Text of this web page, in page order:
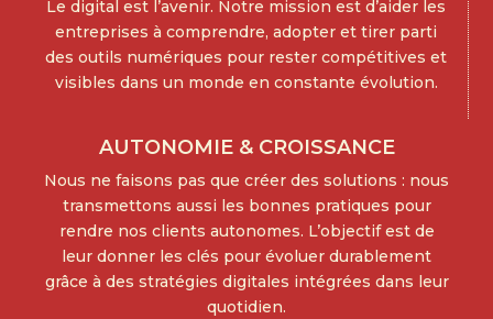
Le digital est l’avenir. Notre mission est d’aider les
entreprises à comprendre, adopter et tirer parti
des outils numériques pour rester compétitives et
visibles dans un monde en constante évolution.
AUTONOMIE & CROISSANCE
Nous ne faisons pas que créer des solutions : nous
transmettons aussi les bonnes pratiques pour
rendre nos clients autonomes. L’objectif est de
leur donner les clés pour évoluer durablement
grâce à des stratégies digitales intégrées dans leur
quotidien.